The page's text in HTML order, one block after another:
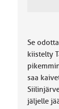
Se
kiistelty
saa
jäljelle